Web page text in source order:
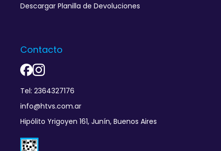
Descargar Planilla de Devoluciones
Contacto
Tel: 2364327176
info@htvs.com.ar
Hipólito Yrigoyen 161, Junín, Buenos Aires